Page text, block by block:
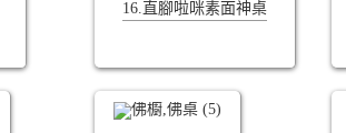
16.直腳啦咪素面神桌